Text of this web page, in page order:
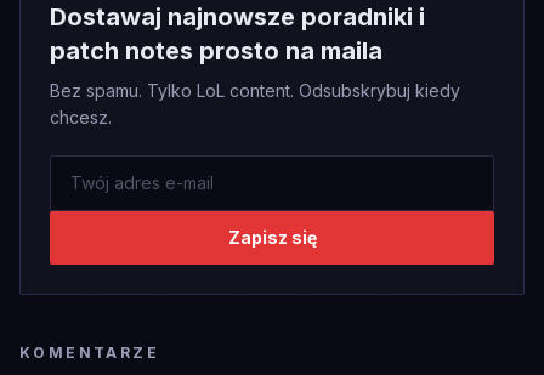
Dostawaj najnowsze poradniki i
patch notes prosto na maila
Bez spamu. Tylko LoL content. Odsubskrybuj kiedy
chcesz.
Zapisz się
KOMENTARZE